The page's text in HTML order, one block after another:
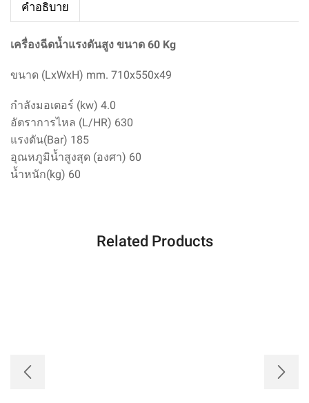
คำอธิบาย
เครื่องฉีดน้ำแรงดันสูง ขนาด 60 Kg
ขนาด (LxWxH) mm. 710x550x49
กำลังมอเตอร์ (kw) 4.0
อัตราการไหล (L/HR) 630
แรงดัน(Bar) 185
อุณหภูมิน้ำสูงสุด (องศา) 60
น้ำหนัก(kg) 60
Related Products